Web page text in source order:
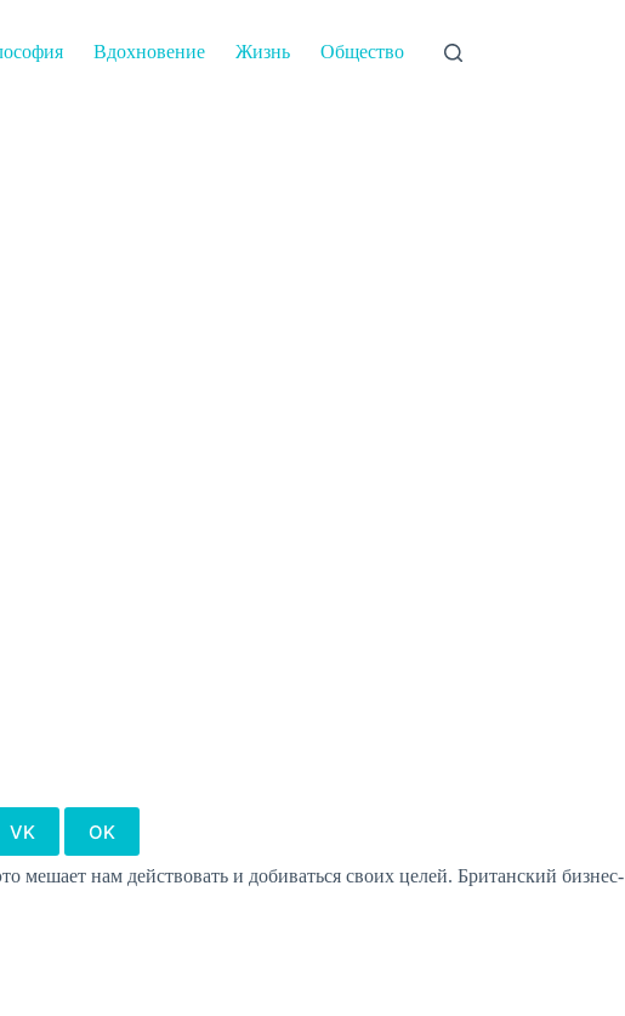
Вдохновение Жизнь Общество
VK OK
нам действовать и добиваться своих целей. Британский бизнес-